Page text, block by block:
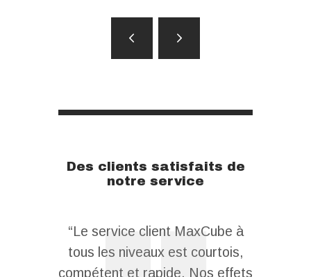
Des clients satisfaits de
notre service
“Le service client MaxCube à
tous les niveaux est courtois,
compétent et rapide. Nos effets